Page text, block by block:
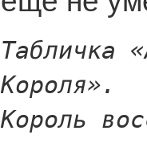
Табличка
Короля».
Король